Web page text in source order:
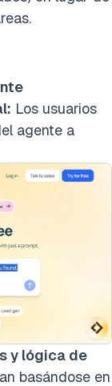
Los usuarios
agente a
y lógica de
basándose en